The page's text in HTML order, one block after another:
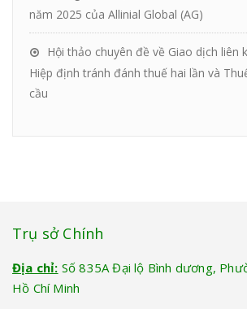
năm 2025 của Allinial Global (AG)
Hội thảo chuyên đề về Giao dịch liên
Hiệp định tránh đánh thuế hai lần và
cầu
Trụ sở Chính
Địa chỉ: Số 835A Đại lộ Bình dương,
Hồ Chí Minh